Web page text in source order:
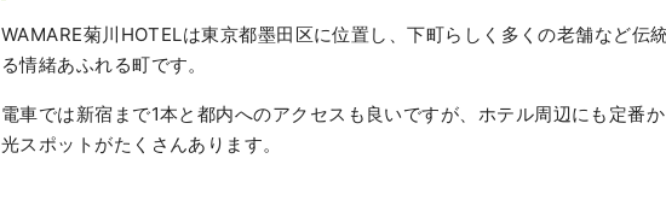
WAMARE菊川HOTELは東京都墨田区に位置し、下町らしく多くの老舗など伝
る情緒あふれる町です。
電車では新宿まで1本と都内へのアクセスも良いですが、ホテル周辺にも定番
光スポットがたくさんあります。